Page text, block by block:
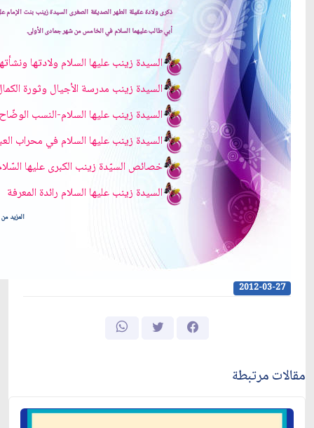
ذكرى ولادة عقيلة الطهر الصديقة الصغرى السيدة زينب بنت الإمام
أبي طالب عليهما السلام في الخامس من شهر جمادى الأولى.
السيدة زينب عليها السلام ولادتها
السيدة زينب مدرسة الأجيال وثورة
السيدة زينب عليها السلام-النسب الوضّاح
السيدة زينب عليها السلامفي محراب
خصائص السيّدة زينب الكبرى عليها
السيدة زينب عليها السلام رائدة المعرفة
المزيد
2012-03-27
مقالات مرتبطة